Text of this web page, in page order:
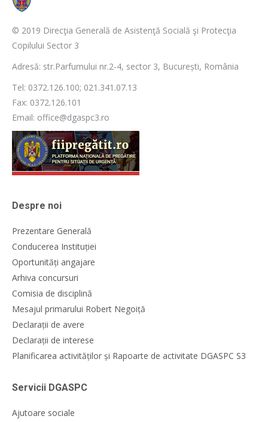
© 2019 Direcţia Generală de Asistenţă Socială şi Protecţia
Copilului Sector 3
Adresă: str.Parfumului nr.2-4, sector 3, București, România
Tel: 0372.126.100; 021.341.07.13
Fax: 0372.126.101
Email: office@dgaspc3.ro
Despre noi
Prezentare Generală
Conducerea Instituției
Oportunități angajare
Arhiva concursuri
Comisia de disciplină
Mesajul primarului Robert Negoiță
Declarații de avere
Declarații de interese
Planificarea activităților și Rapoarte de activitate DGASPC S3
Servicii DGASPC
Ajutoare sociale